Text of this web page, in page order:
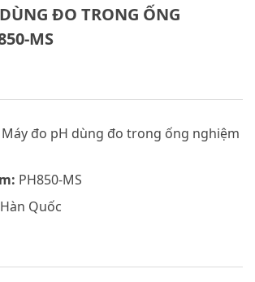
ĐO TRONG ỐNG
MS
Máy đo pH dùng đo trong ống nghiệm
PH850-MS
Quốc